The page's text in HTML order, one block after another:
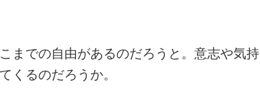
までの自由があるのだろうと。意志や気持
くるのだろうか。